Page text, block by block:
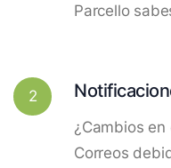
Parcello
2
¿Cambios
Correos